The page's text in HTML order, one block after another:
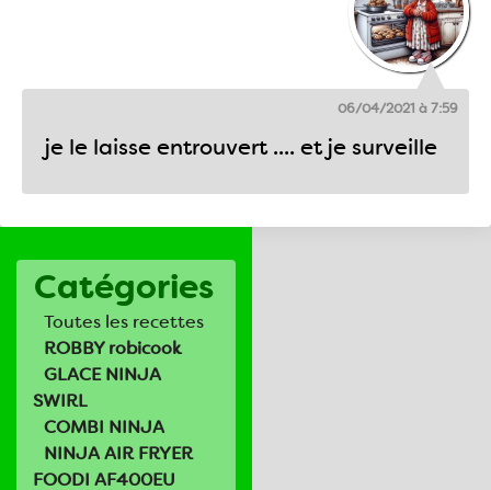
Catégories
Toutes les recettes
ROBBY robicook
GLACE NINJA
SWIRL
COMBI NINJA
NINJA AIR FRYER
FOODI AF400EU
06/04/2021 à 7:59
je le laisse entrouvert .... et je surveille